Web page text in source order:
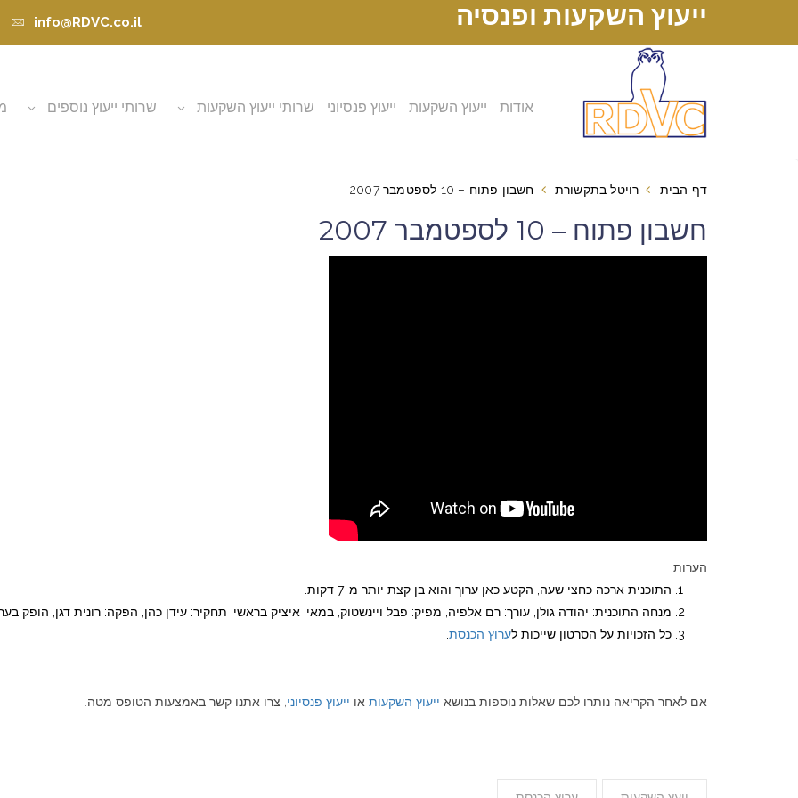
ייעוץ השקעות ופנסיה info@RDVC.co.il
אודות ייעוץ השקעות ייעוץ פנסיוני שרותי ייעוץ השקעות שרותי ייעוץ נוספים
דף הבית רויטל בתקשורת חשבון פתוח – 10 לספטמבר 2007
חשבון פתוח – 10 לספטמבר 2007
הערות:
התוכנית ארכה כחצי שעה, הקטע כאן ערוך והוא בן קצת יותר מ-7 דקות.
מנחה התוכנית: יהודה גולן, עורך: רם אלפיה, מפיק: פבל ויינשטוק, במאי: איציק בראשי, תחקיר: עידן כהן, הפקה: רונית דגן, הופק
כל הזכויות על הסרטון שייכות לערוץ הכנסת
אם לאחר הקריאה נותרו לכם שאלות נוספות בנושא ייעוץ השקעות או ייעוץ פנסיוני , צרו אתנו קשר באמצעות הטופס מטה.